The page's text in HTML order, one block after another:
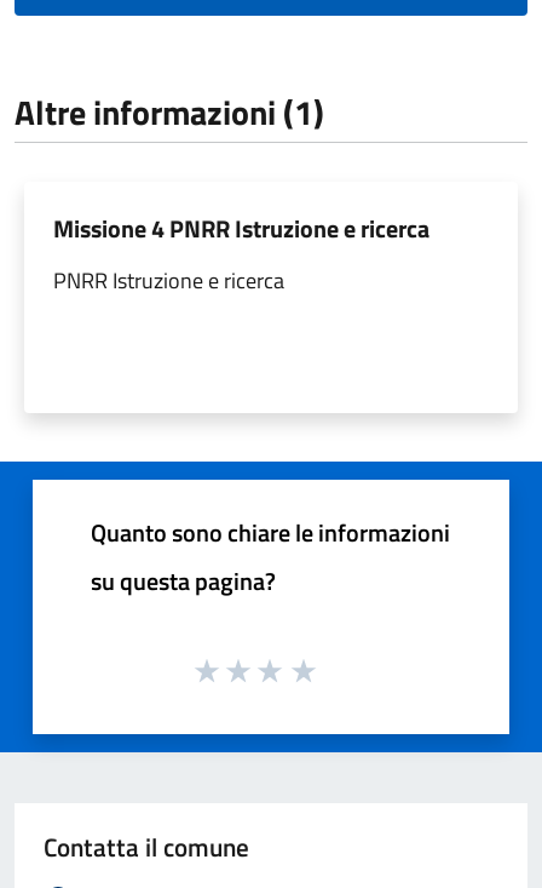
Altre informazioni (1)
Missione 4 PNRR Istruzione e ricerca
PNRR Istruzione e ricerca
Quanto sono chiare le informazioni
su questa pagina?
Contatta il comune